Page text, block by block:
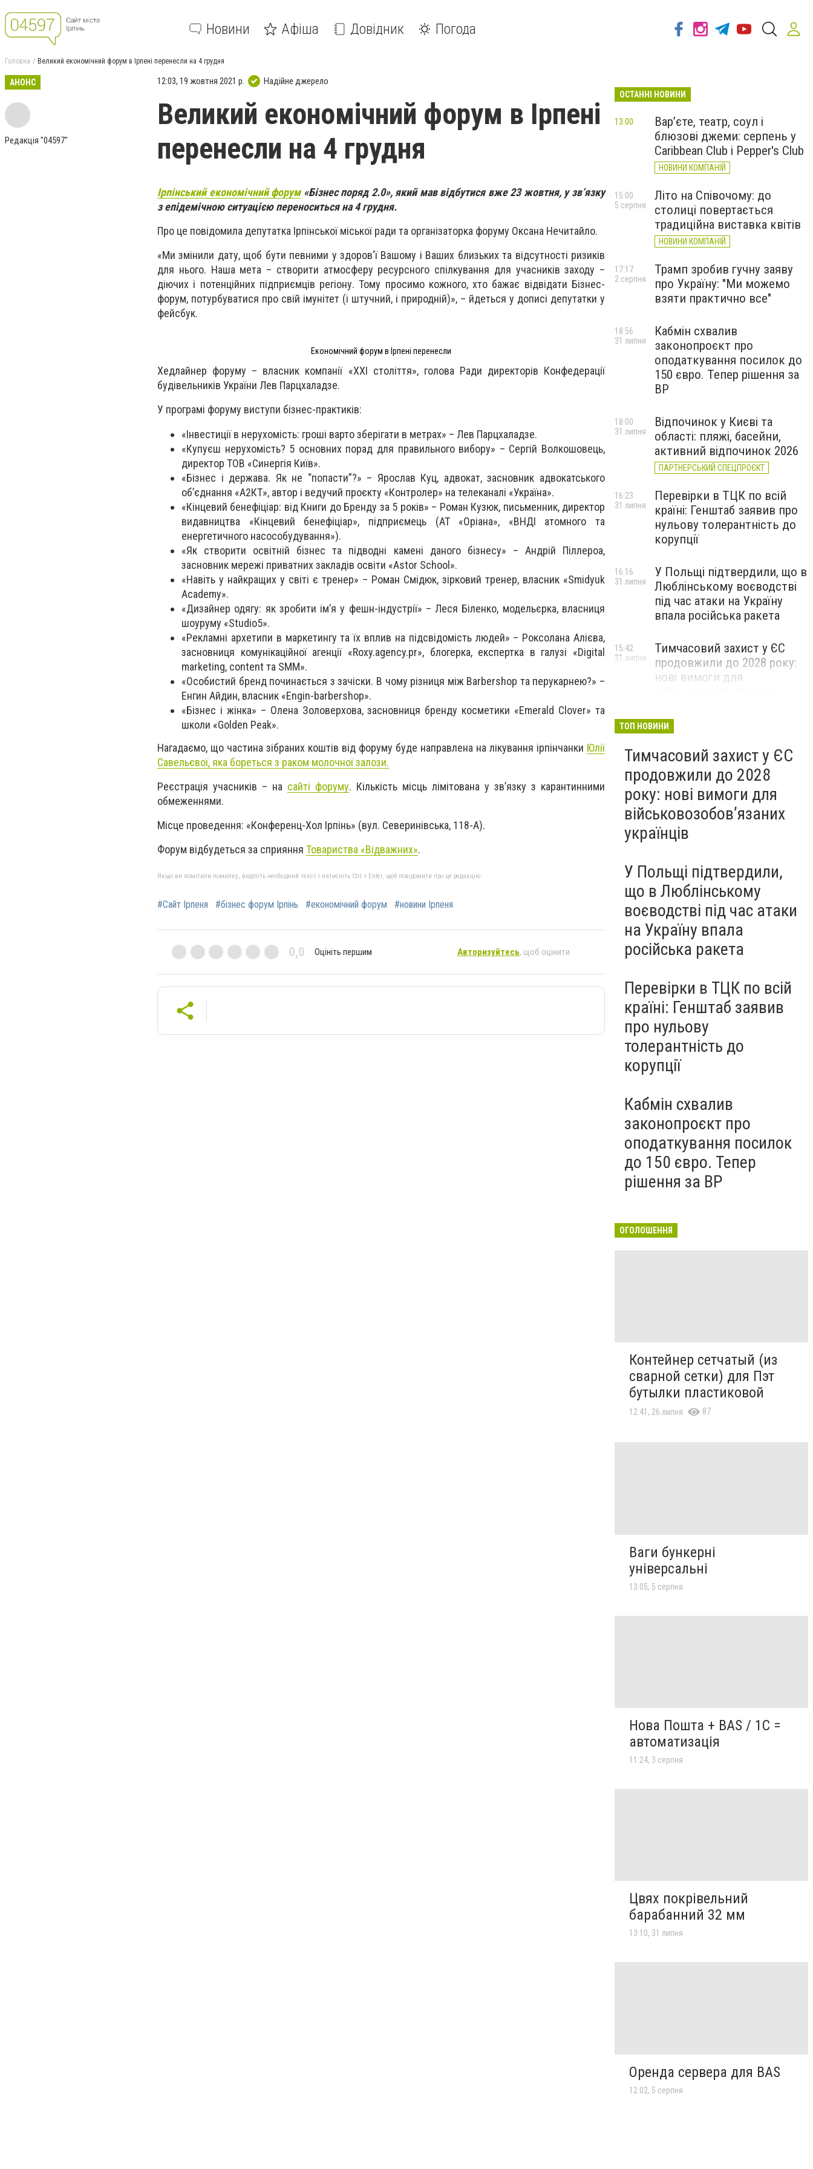
Новини Афіша Довідник Погода
Головна Великий економічний форум в Ірпені перенесли на 4 грудня
АНОНС
Редакція "04597"
12:03, 19 жовтня 2021 р. Надійне джерело
Великий економічний форум в Ірпені
перенесли на 4 грудня
Ірпінський економічний форум«Бізнес поряд 2.0», який мав відбутися вже 23 жовтня, у зв’язку
з епідемічною ситуацією переноситься на 4 грудня.
Про це повідомила депутатка Ірпінської міської ради та організаторка форуму Оксана Нечитайло.
«Ми змінили дату, щоб бути певними у здоров‘ї Вашому і Ваших близьких та відсутності ризиків
для нього. Наша мета – створити атмосферу ресурсного спілкування для учасників заходу –
діючих і потенційних підприємців регіону. Тому просимо кожного, хто бажає відвідати Бізнес-
форум, потурбуватися про свій імунітет (і штучний, і природній)», – йдеться у дописі депутатки у
фейсбук.
Економічний форум в Ірпені перенесли
Хедлайнер форуму – власник компанії «ХХІ століття», голова Ради директорів Конфедерації
будівельників України Лев Парцхаладзе.
У програмі форуму виступи бізнес-практиків:
«Інвестиції в нерухомість: гроші варто зберігати в метрах» – Лев Парцхаладзе.
«Купуєш нерухомість? 5 основних порад для правильного вибору» – Сергій Волкошовець,
директор ТОВ «Синергія Київ».
«Бізнес і держава. Як не “попасти”?» – Ярослав Куц, адвокат, засновник адвокатського
об’єднання «А2КТ», автор і ведучий проєкту «Контролер» на телеканалі «Україна».
«Кінцевий бенефіціар: від Книги до Бренду за 5 років» – Роман Кузюк, письменник, директор
видавництва «Кінцевий бенефіціар», підприємець (АТ «Оріана», «ВНДІ атомного та
енергетичного насособудування»).
«Як створити освітній бізнес та підводні камені даного бізнесу» – Андрій Піллероа,
засновник мережі приватних закладів освіти «Astor School».
«Навіть у найкращих у світі є тренер» – Роман Смідюк, зірковий тренер, власник «Smidyuk
Academy».
«Дизайнер одягу: як зробити ім’я у фешн-індустрії» – Леся Біленко, модельєрка, власниця
шоуруму «Studio5».
«Рекламні архетипи в маркетингу та їх вплив на підсвідомість людей» – Роксолана Алієва,
засновниця комунікаційної агенції «Roxy.agency.pr», блогерка, експертка в галузі «Digital
marketing, content та SMM».
«Особистий бренд починається з зачіски. В чому різниця між Barbershop та перукарнею?» –
Енгин Айдин, власник «Engin-barbershop».
«Бізнес і жінка» – Олена Золоверхова, засновниця бренду косметики «Emerald Clover» та
школи «Golden Peak».
Нагадаємо, що частина зібраних коштів від форуму буде направлена на лікування ірпінчанки Юлії
Савельєвої, яка бореться з раком молочної залози.
Реєстрація учасників – на сайті форуму. Кількість місць лімітована у зв’язку з карантинними
обмеженнями.
Місце проведення: «Конференц-Хол Ірпінь» (вул. Северинівська, 118-А).
Форум відбудеться за сприяння Товариства «Відважних».
Якщо ви помітили помилку, виділіть необхідний текст і натисніть Ctrl + Enter, щоб повідомити про це редакцію
#Сайт Ірпеня #бізнес форум Ірпінь #економічний форум #новини Ірпеня
0,0 Оцініть першим Авторизуйтесь, щоб оцінити
ОСТАННІ НОВИНИ
Вар’єте, театр, соул і
блюзові джеми: серпень у
Caribbean Club і Pepper's Club
НОВИНИ КОМПАНІЙ
13:00
Літо на Співочому: до
столиці повертається
традиційна виставка квітів
НОВИНИ КОМПАНІЙ
15:00
5 серпня
Трамп зробив гучну заяву
про Україну: "Ми можемо
взяти практично все"
17:17
2 серпня
Кабмін схвалив
законопроєкт про
оподаткування посилок до
150 євро. Тепер рішення за
ВР
18:56
31 липня
Відпочинок у Києві та
області: пляжі, басейни,
активний відпочинок 2026
ПАРТНЕРСЬКИЙ СПЕЦПРОЄКТ
18:00
31 липня
Перевірки в ТЦК по всій
країні: Генштаб заявив про
нульову толерантність до
корупції
16:23
31 липня
У Польщі підтвердили, що в
Люблінському воєводстві
під час атаки на Україну
впала російська ракета
16:16
31 липня
Тимчасовий захист у ЄС
продовжили до 2028 року:
нові вимоги для
15:42
31 липня
ТОП НОВИНИ
Тимчасовий захист у ЄС
продовжили до 2028
року: нові вимоги для
військовозобов’язаних
українців
У Польщі підтвердили,
що в Люблінському
воєводстві під час атаки
на Україну впала
російська ракета
Перевірки в ТЦК по всій
країні: Генштаб заявив
про нульову
толерантність до
корупції
Кабмін схвалив
законопроєкт про
оподаткування посилок
до 150 євро. Тепер
рішення за ВР
ОГОЛОШЕННЯ
Контейнер сетчатый (из
сварной сетки) для Пэт
бутылки пластиковой
12:41, 26 липня 87
Ваги бункерні
універсальні
13:05, 5 серпня
Нова Пошта + BAS / 1C =
автоматизація
11:24, 3 серпня
Цвях покрівельний
барабанний 32 мм
13:10, 31 липня
Оренда сервера для BAS
12:02, 5 серпня